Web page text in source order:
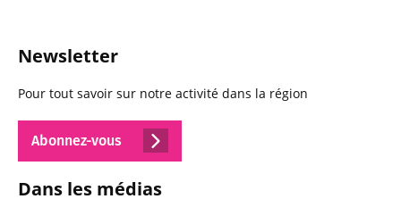
Newsletter
Pour tout savoir sur notre activité dans la région
Abonnez-vous
Dans les médias